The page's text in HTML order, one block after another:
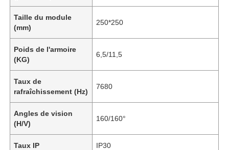
Taille du module
(mm)
250*250
Poids de l'armoire
(KG)
6,5/11,5
Taux de
rafraîchissement (Hz)
7680
Angles de vision
(H/V)
160/160°
Taux IP IP30